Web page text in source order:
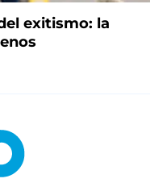
exitismo: la